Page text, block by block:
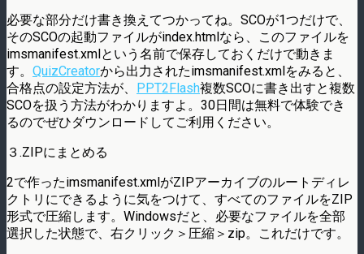
必要な部分だけ書き換えてつかってね。SCOが1つだけで、
そのSCOの起動ファイルがindex.htmlなら、このファイルを
imsmanifest.xmlという名前で保存しておくだけで動きま
す。 QuizCreatorから出力されたimsmanifest.xmlをみると、
合格点の設定方法が、 PPT2Flash複数SCOに書き出すと複数
SCOを扱う方法がわかりますよ。30日間は無料で体験でき
るのでぜひダウンロードしてご利用ください。
３.ZIPにまとめる
2で作ったimsmanifest.xmlがZIPアーカイブのルートディレ
クトリにできるように気をつけて、すべてのファイルをZIP
形式で圧縮します。Windowsだと、必要なファイルを全部
選択した状態で、右クリック＞圧縮＞zip。これだけです。